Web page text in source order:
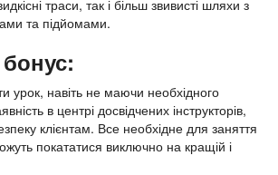
траси, так і більш звивисті шляхи з
та підйомами.
урок, навіть не маючи необхідного
в центрі досвідчених інструкторів,
клієнтам. Все необхідне для заняття
покататися виключно на кращій і